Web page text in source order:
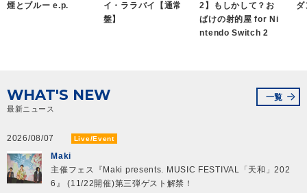
煙とブルー e.p.
イ・ララバイ【通常
盤】
2】もしかして？お
ばけの射的屋 for Ni
ntendo Switch 2
ダ
WHAT'S NEW
最新ニュース
一覧
2026/08/07 Live/Event
Maki
主催フェス『Maki presents. MUSIC FESTIVAL「天和」202
6』 (11/22開催)第三弾ゲスト解禁！